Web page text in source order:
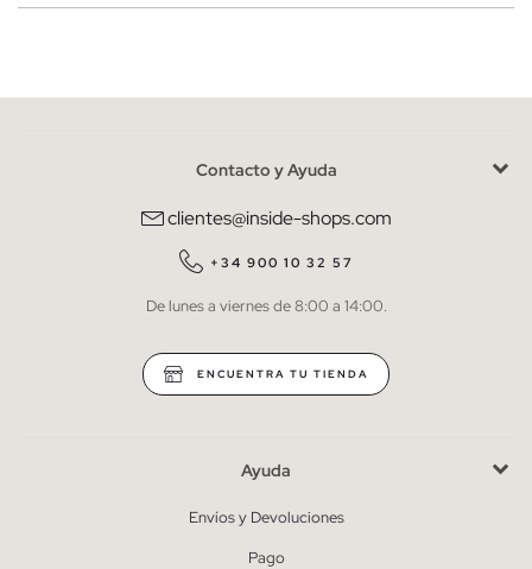
He leído y entiendo lapolítica de privacidad
QUIERO SUSCRIBIRME
* Puedes cancelar la suscripción en cualquier momento.
Contacto y Ayuda
clientes@inside-shops.com
+34 900 10 32 57
De lunes a viernes de 8:00 a 14:00.
ENCUENTRA TU TIENDA
Ayuda
Envíos y Devoluciones
Pago